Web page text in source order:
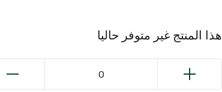
هذا المنتج غير متوفر حاليا
0